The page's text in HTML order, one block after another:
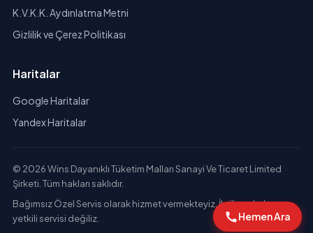
K.V.K.K. Aydınlatma Metni
Gizlilik ve Çerez Politikası
Haritalar
Google Haritalar
Yandex Haritalar
© 2026 Wins Dayanıklı Tüketim Malları Sanayi Ve Ticaret Limited
Şirketi. Tüm hakları saklıdır.
Bağımsız Özel Servis olarak hizmet vermekteyiz. İlgili markaların
yetkili servisi değiliz.
Hemen Ara